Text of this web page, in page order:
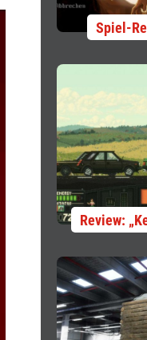
Spiel-
Review: